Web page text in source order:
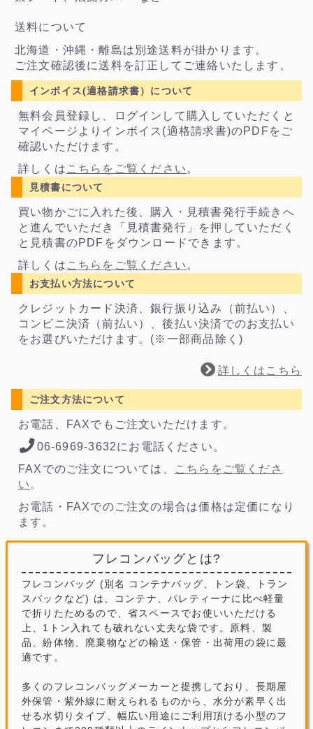
送料について
北海道・沖縄・離島は別途送料が掛かります。
ご注文確認後に送料を訂正してご連絡いたします。
インボイス(適格請求書）について
無料会員登録し、ログインして購入していただくと
マイページよりインボイス(適格請求書)のPDFをご
確認いただけます。
詳しくは こちらをご覧ください 。
見積書について
買い物かごに入れた後、購入・見積書発行手続きへ
と進んでいただき「見積書発行」を押していただく
と見積書のPDFをダウンロードできます。
詳しくは こちらをご覧ください 。
お支払い方法について
クレジットカード決済、銀行振り込み（前払い）、
コンビニ決済（前払い）、後払い決済でのお支払い
をお選びいただけます。(※一部商品除く)
詳しくはこちら
ご注文方法について
お電話、FAXでもご注文いただけます。
06-6969-3632にお電話ください。
FAXでのご注文については、
こちらをご覧くださ
い 。
お電話・FAXでのご注文の場合は価格は定価になり
ます。
フレコンバッグとは?
フレコンバッグ (別名 コンテナバッグ、トン袋、トラン
スバックなど) は、コンテナ、パレティーナに比べ軽量
で折りたためるので、省スペースでお使いいただける
上、1トン入れても破れない丈夫な袋です。原料、製
品、紛体物、廃棄物などの輸送・保管・出荷用の袋に最
適です。
多くのフレコンバッグメーカーと提携しており、長期屋
外保管・紫外線に耐えられるものから、水分が素早く出
せる水切りタイプ、幅広い用途にご利用頂ける小型のフ